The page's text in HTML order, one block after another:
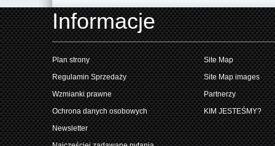
Informacje
Plan strony
Regulamin Sprzedaży
Wzmianki prawne
Ochrona danych osobowych
Newsletter
Site Map
Site Map images
Partnerzy
KIM JESTEŚMY?